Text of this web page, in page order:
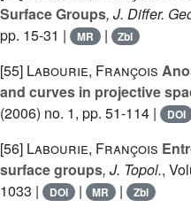
Surface Groups, J. Differ.
pp. 15-31 |
MR | Zbl
[55] Labourie, François
and curves in projective
(2006) no. 1, pp. 51-114 |
DOI
[56] Labourie, François
surface groups, J. Topol.,
1033 |
DOI | MR | Zbl